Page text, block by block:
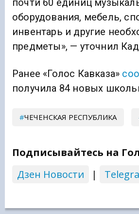
оборудования, мебель,
инвентарь и другие
предметы», — уточнил
Ранее «Голос Кавказа»
получила 84 новых
ЧЕЧЕНСКАЯ РЕСПУБЛИКА
Подписывайтесь на
Дзен Новости
|